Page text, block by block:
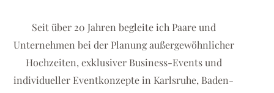
HOCHZEIT PLANEN
Seit über 20 Jahren begleite ich Paare und
Unternehmen bei der Planung außergewöhnlicher
Hochzeiten, exklusiver Business-Events und
individueller Eventkonzepte in Karlsruhe, Baden-